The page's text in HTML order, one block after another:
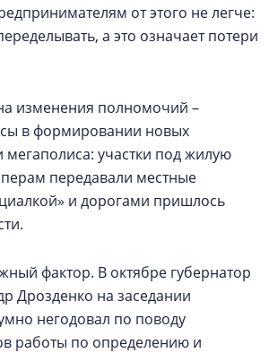
от этого не легче:
а это означает потери
изменения полномочий –
в формировании новых
мегаполиса: участки под жилую
передавали местные
и дорогами пришлось
фактор. В октябре губернатор
Дрозденко на заседании
негодовал по поводу
работы по определению и